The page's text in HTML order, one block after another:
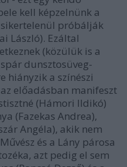
kell képzelnünk a
próbálják
László). Ezáltal
(közülük is a
dunsztosüveg-
hiányzik a színészi
előadásban manifeszt
(Hámori Ildikó)
(Fazekas Andrea),
Angéla), akik nem
és a Lány párosa
azt pedig el sem